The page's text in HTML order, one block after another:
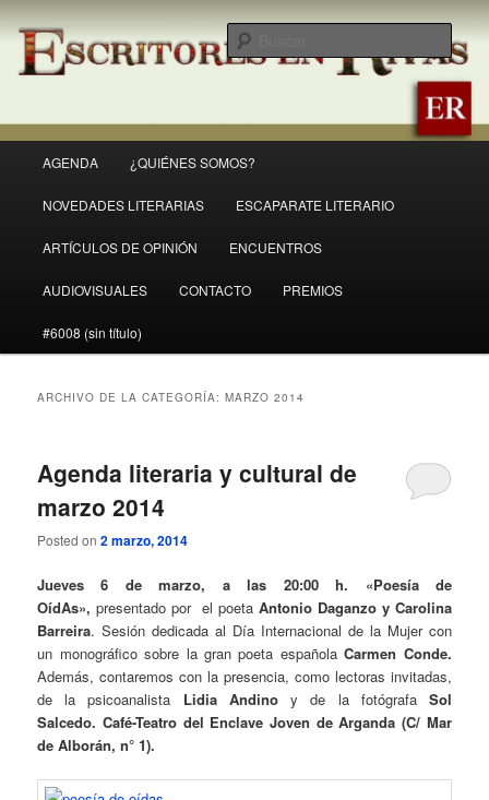
Ir
al
contenido
principal
Ir
al
contenido
secundario
Revista Escritores en Rivas
principal
AGENDA ¿QUIÉNES SOMOS?
NOVEDADES LITERARIAS ESCAPARATE LITERARIO
ARTÍCULOS DE OPINIÓN ENCUENTROS
AUDIOVISUALES CONTACTO PREMIOS
#6008 (sin título)
ARCHIVO DE LA CATEGORÍA:MARZO 2014
Agenda literaria y cultural de
marzo 2014
Posted on2 marzo, 2014
Jueves 6 de marzo, a las 20:00 h. «Poesía de
OídAs», presentado por el poeta Antonio Daganzo y Carolina
Barreira. Sesión dedicada al Día Internacional de la Mujer con
un monográfico sobre la gran poeta españolaCarmen Conde.
Además, contaremos con la presencia, como lectoras invitadas,
de la psicoanalista Lidia Andinoy de la fotógrafa Sol
Salcedo. Café-Teatro del Enclave Joven de Arganda (C/ Mar
de Alborán, n° 1).